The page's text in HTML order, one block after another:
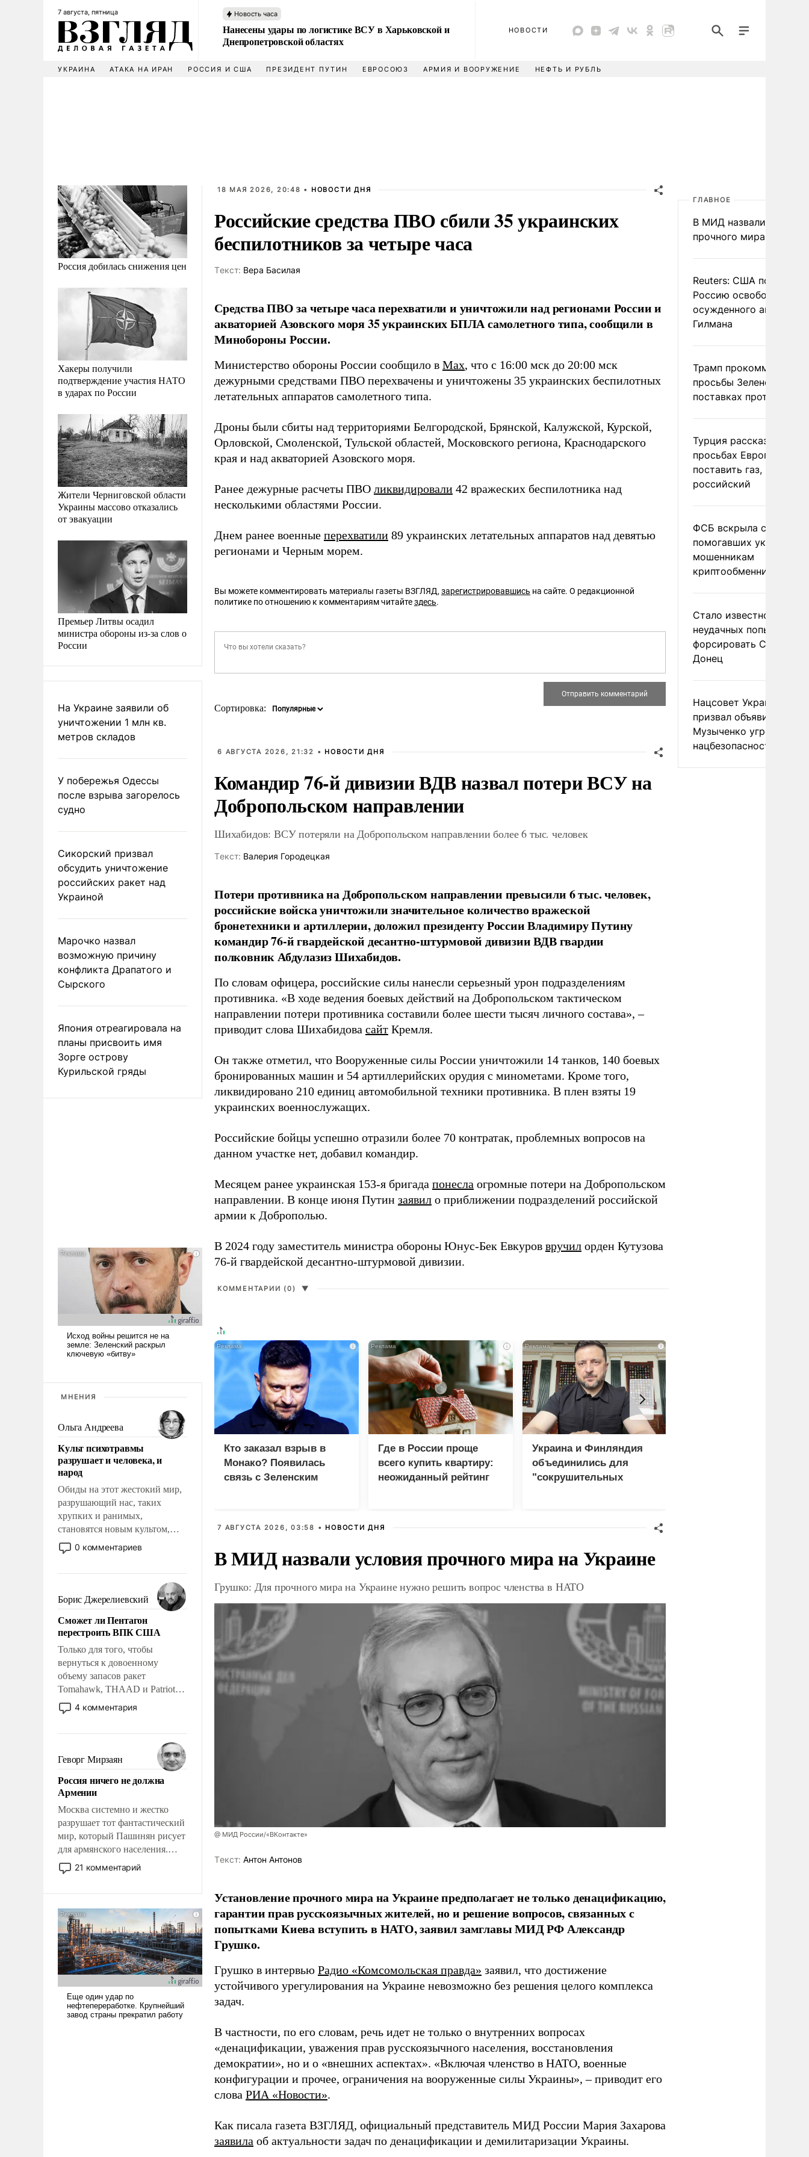
7 августа, пятница Новость часа
Нанесены удары по логистике ВСУ в Харьковской и
Днепропетровской областях
НОВОСТИ
УКРАИНА АТАКА НА ИРАН РОССИЯ И США ПРЕЗИДЕНТ ПУТИН ЕВРОСОЮЗ АРМИЯ И ВООРУЖЕНИЕ НЕФТЬ И РУБЛЬ
Россия добилась снижения цен
Хакеры получили
подтверждение участия НАТО
в ударах по России
Жители Черниговской области
Украины массово отказались
от эвакуации
Премьер Литвы осадил
министра обороны из-за слов о
России
На Украине заявили об
уничтожении 1 млн кв.
метров складов
У побережья Одессы
после взрыва загорелось
судно
Сикорский призвал
обсудить уничтожение
российских ракет над
Украиной
Марочко назвал
возможную причину
конфликта Драпатого и
Сырского
Япония отреагировала на
планы присвоить имя
Зорге острову
Курильской гряды
МНЕНИЯ
Ольга Андреева
Культ психотравмы
разрушает и человека, и
народ
Обиды на этот жестокий мир,
разрушающий нас, таких
хрупких и ранимых,
становятся новым культом,
постепенно вытесняя и
отменяя традиционное
мужественным и твердым под
ударами судьбы, брать на себя
ответственность, помогать
слабым, идти вперед и
адаптироваться.
0 комментариев
Борис Джерелиевский
Сможет ли Пентагон
перестроить ВПК США
Только для того, чтобы
вернуться к довоенному
объему запасов ракет
Tomahawk, THAAD и Patriot
США потребуется более трех
лет. Даже небольшая война с
Сложившаяся ситуация
означает многолетний период
уязвимости США, например,
перед Китаем.
4 комментария
Геворг Мирзаян
Россия ничего не должна
Армении
Москва системно и жестко
разрушает тот фантастический
мир, который Пашинян рисует
для армянского населения.
Мир, где политические
прожекты будут безусловно
налогоплательщиков и где
Еревану за свои поступки не
нужно отвечать.
21 комментарий
18 МАЯ 2026, 20:48 • НОВОСТИ ДНЯ
Российские средства ПВО сбили 35 украинских
беспилотников за четыре часа
Tекст: Вера Басилая
Средства ПВО за четыре часа перехватили и уничтожили над регионами России и
акваторией Азовского моря 35 украинских БПЛА самолетного типа, сообщили в
Минобороны России.
Министерство обороны России сообщило в Max, что с 16:00 мск до 20:00 мск
дежурными средствами ПВО перехвачены и уничтожены 35 украинских беспилотных
летательных аппаратов самолетного типа.
Дроны были сбиты над территориями Белгородской, Брянской, Калужской, Курской,
Орловской, Смоленской, Тульской областей, Московского региона, Краснодарского
края и над акваторией Азовского моря.
Ранее дежурные расчеты ПВО ликвидировали 42 вражеских беспилотника над
несколькими областями России.
Днем ранее военные перехватили 89 украинских летательных аппаратов над девятью
регионами и Черным морем.
Вы можете комментировать материалы газеты ВЗГЛЯД, зарегистрировавшись на сайте. О редакционной
политике по отношению к комментариям читайтездесь.
Сортировка:
6 АВГУСТА 2026, 21:32 • НОВОСТИ ДНЯ
Командир 76-й дивизии ВДВ назвал потери ВСУ на
Добропольском направлении
Шихабидов: ВСУ потеряли на Добропольском направлении более 6 тыс. человек
Tекст: Валерия Городецкая
Потери противника на Добропольском направлении превысили 6 тыс. человек,
российские войска уничтожили значительное количество вражеской
бронетехники и артиллерии, доложил президенту России Владимиру Путину
командир 76-й гвардейской десантно-штурмовой дивизии ВДВ гвардии
полковник Абдулазиз Шихабидов.
По словам офицера, российские силы нанесли серьезный урон подразделениям
противника. «В ходе ведения боевых действий на Добропольском тактическом
направлении потери противника составили более шести тысяч личного состава», –
приводит слова Шихабидова сайт Кремля.
Он также отметил, что Вооруженные силы России уничтожили 14 танков, 140 боевых
бронированных машин и 54 артиллерийских орудия с минометами. Кроме того,
ликвидировано 210 единиц автомобильной техники противника. В плен взяты 19
украинских военнослужащих.
Российские бойцы успешно отразили более 70 контратак, проблемных вопросов на
данном участке нет, добавил командир.
Месяцем ранее украинская 153-я бригада понесла огромные потери на Добропольском
направлении. В конце июня Путин заявил о приближении подразделений российской
армии к Доброполью.
В 2024 году заместитель министра обороны Юнус-Бек Евкуров вручил орден Кутузова
76-й гвардейской десантно-штурмовой дивизии.
КОММЕНТАРИИ (0) ▼
i
Кто заказал взрыв в
Монако? Появилась
связь с Зеленским
i
Где в России проще
всего купить квартиру:
неожиданный рейтинг
i
Украина и Финляндия
объединились для
"сокрушительных
7 АВГУСТА 2026, 03:58 • НОВОСТИ ДНЯ
В МИД назвали условия прочного мира на Украине
Грушко: Для прочного мира на Украине нужно решить вопрос членства в НАТО
@ МИД России/«ВКонтакте»
Tекст: Антон Антонов
Установление прочного мира на Украине предполагает не только денацификацию,
гарантии прав русскоязычных жителей, но и решение вопросов, связанных с
попытками Киева вступить в НАТО, заявил замглавы МИД РФ Александр
Грушко.
Грушко в интервью Радио «Комсомольская правда» заявил, что достижение
устойчивого урегулирования на Украине невозможно без решения целого комплекса
задач.
В частности, по его словам, речь идет не только о внутренних вопросах
«денацификации, уважения прав русскоязычного населения, восстановления
демократии», но и о «внешних аспектах». «Включая членство в НАТО, военные
конфигурации и прочее, ограничения на вооруженные силы Украины», – приводит его
слова РИА «Новости».
Как писала газета ВЗГЛЯД, официальный представитель МИД России Мария Захарова
заявила об актуальности задач по денацификации и демилитаризации Украины.
ГЛАВНОЕ
В МИД назвали условия
прочного мира на
Reuters: США
Россию освободить
осужденного
Гилмана
Трамп
просьбы Зеленского о
поставках
Турция рассказала о
просьбах Европы
поставить газ, но не
российский
ФСБ вскрыла сеть
помогавших
мошенникам
криптообменников
Стало известно о
неудачных попытках
форсировать
Донец
Нацсовет Украины по
призвал объявить
Музыченко угрозой
нацбезопасности